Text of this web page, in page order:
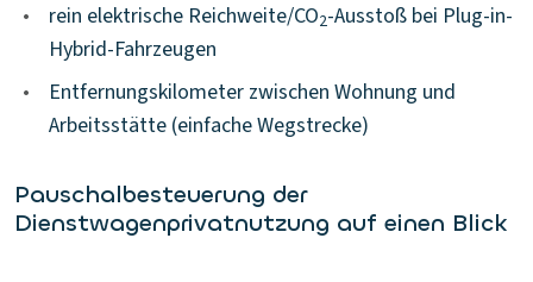
•
rein elektrische Reichweite/CO2-Ausstoß bei Plug-in-
Hybrid-Fahrzeugen
•
Entfernungskilometer zwischen Wohnung und
Arbeitsstätte (einfache Wegstrecke)
Pauschalbesteuerung der
Dienstwagenprivatnutzung auf einen Blick